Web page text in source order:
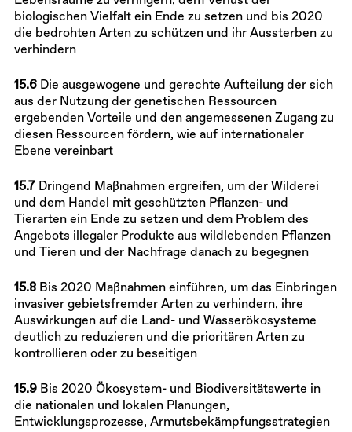
biologischen Vielfalt ein Ende zu setzen und bis 2020
die bedrohten Arten zu schützen und ihr Aussterben zu
verhindern
15.6 Die ausgewogene und gerechte Aufteilung der sich
aus der Nutzung der genetischen Ressourcen
ergebenden Vorteile und den angemessenen Zugang zu
diesen Ressourcen fördern, wie auf internationaler
Ebene vereinbart
15.7 Dringend Maßnahmen ergreifen, um der Wilderei
und dem Handel mit geschützten Pflanzen- und
Tierarten ein Ende zu setzen und dem Problem des
Angebots illegaler Produkte aus wildlebenden Pflanzen
und Tieren und der Nachfrage danach zu begegnen
15.8 Bis 2020 Maßnahmen einführen, um das Einbringen
invasiver gebietsfremder Arten zu verhindern, ihre
Auswirkungen auf die Land- und Wasserökosysteme
deutlich zu reduzieren und die prioritären Arten zu
kontrollieren oder zu beseitigen
15.9 Bis 2020 Ökosystem- und Biodiversitätswerte in
die nationalen und lokalen Planungen,
Entwicklungsprozesse, Armutsbekämpfungsstrategien